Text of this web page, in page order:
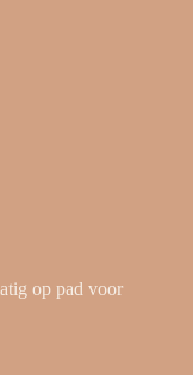
op pad voor